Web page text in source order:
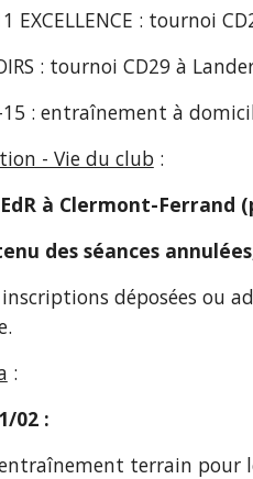
EXCELLENCE : tournoi
: tournoi CD29 à
15 : entraînement à
- Vie du club :
à Clermont-Ferrand
des séances
inscriptions déposées ou
:
02 :
terrain pour